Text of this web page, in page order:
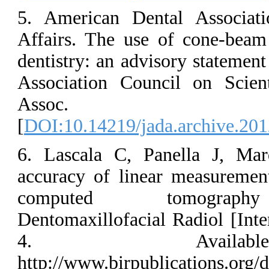
5. American
Affairs. The
dentistry: an
Association
[
6. Lascala
accuracy of
4.
http://